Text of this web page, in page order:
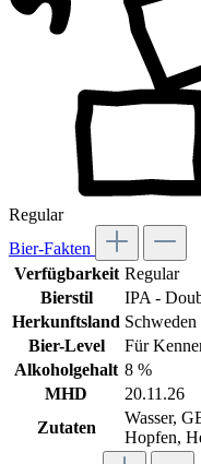
Regular
Bier-Fakten
Verfügbarkeit Regular
Bierstil
IPA -
Herkunftsland Schweden
Bier-Level
Für
Alkoholgehalt 8 %
MHD
20.11.26
Zutaten
Wasser,
Hopfen,